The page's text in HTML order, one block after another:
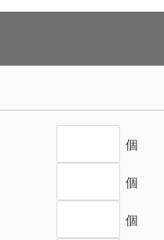
個
個
個